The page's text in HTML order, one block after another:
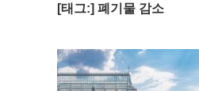
[태그:] 폐기물 감소